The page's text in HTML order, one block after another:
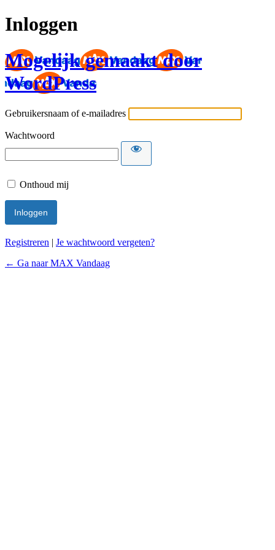
Inloggen
Mogelijk gemaakt door
WordPress
Gebruikersnaam of e-mailadres
Wachtwoord
Onthoud mij
Registreren | Je wachtwoord vergeten?
← Ga naar MAX Vandaag